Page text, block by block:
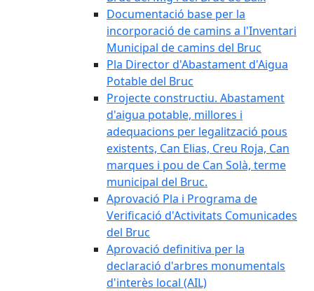
Documentació base per la
incorporació de camins a l'Inventari
Municipal de camins del Bruc
Pla Director d'Abastament d'Aigua
Potable del Bruc
Projecte constructiu. Abastament
d'aigua potable, millores i
adequacions per legalització pous
existents, Can Elias, Creu Roja, Can
marques i pou de Can Solà, terme
municipal del Bruc.
Aprovació Pla i Programa de
Verificació d'Activitats Comunicades
del Bruc
Aprovació definitiva per la
declaració d'arbres monumentals
d'interès local (AIL)